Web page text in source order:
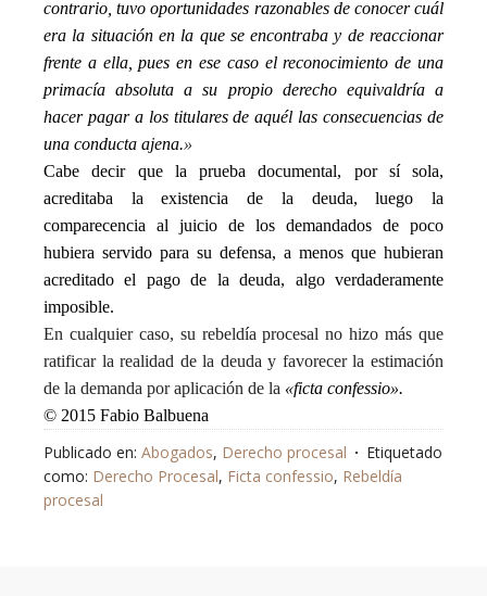
contrario, tuvo oportunidades razonables de conocer cuál
era la situación en la que se encontraba y de reaccionar
frente a ella, pues en ese caso el reconocimiento de una
primacía absoluta a su propio derecho equivaldría a
hacer pagar a los titulares de aquél las consecuencias de
una conducta ajena.»
Cabe decir que la prueba documental, por sí sola,
acreditaba la existencia de la deuda, luego la
comparecencia al juicio de los demandados de poco
hubiera servido para su defensa, a menos que hubieran
acreditado el pago de la deuda, algo verdaderamente
imposible.
En cualquier caso, su rebeldía procesal no hizo más que
ratificar la realidad de la deuda y favorecer la estimación
de la demanda por aplicación de la «ficta confessio».
© 2015 Fabio Balbuena
Publicado en: Abogados, Derecho procesal
Etiquetado
como: Derecho Procesal, Ficta confessio, Rebeldía
procesal